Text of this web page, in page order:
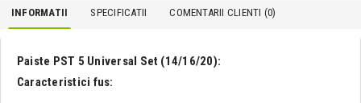
INFORMATII SPECIFICATII COMENTARII CLIENTI (0)
Paiste PST 5 Universal Set (14/16/20):
Caracteristici fus: